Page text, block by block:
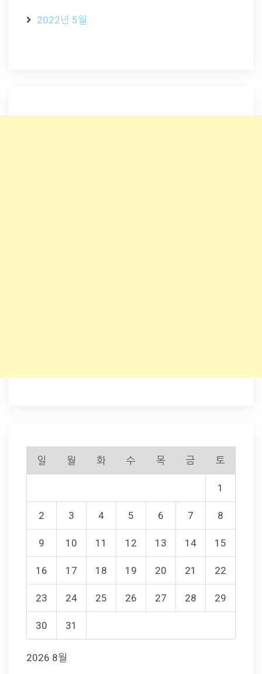
2022년 5월
2026 8월
일 월 화 수 목 금 토
1
2 3 4 5 6 7 8
9 10 11 12 13 14 15
16 17 18 19 20 21 22
23 24 25 26 27 28 29
30 31